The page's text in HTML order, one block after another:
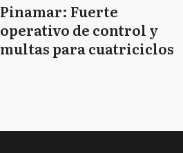
Pinamar: Fuerte
operativo de control y
multas para cuatriciclos